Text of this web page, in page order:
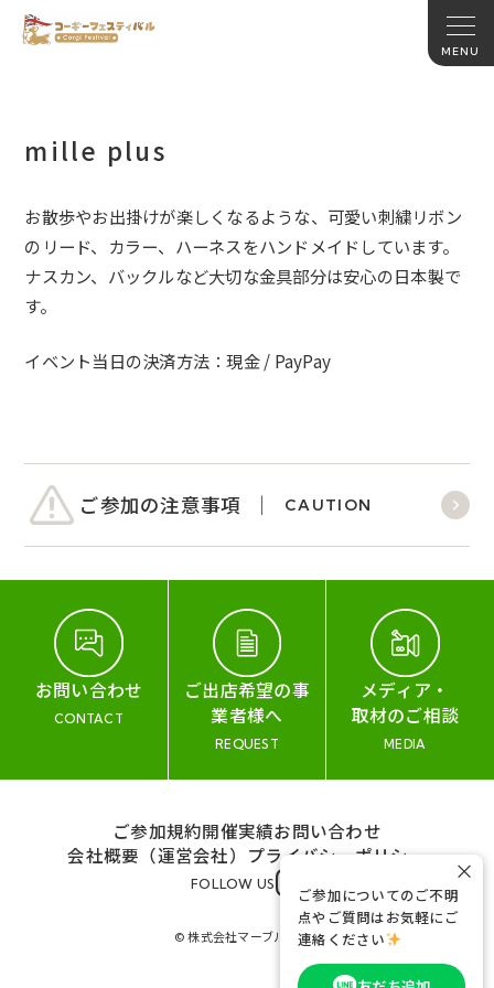
mille plus
お散歩やお出掛けが楽しくなるような、可愛い刺繍リボン
のリード、カラー、ハーネスをハンドメイドしています。
ナスカン、バックルなど大切な金具部分は安心の日本製で
す。
イベント当日の決済方法：現金 / PayPay
ご参加の注意事項 CAUTION
お問い合わせ
CONTACT
ご出店希望の事
業者様へ
REQUEST
メディア・
取材のご相談
MEDIA
ご参加規約開催実績お問い合わせ
会社概要（運営会社） プライバシーポリシー
FOLLOW US
© 株式会社マーブル&コー
ご参加についてのご不明
点やご質問はお気軽にご
連絡ください
×